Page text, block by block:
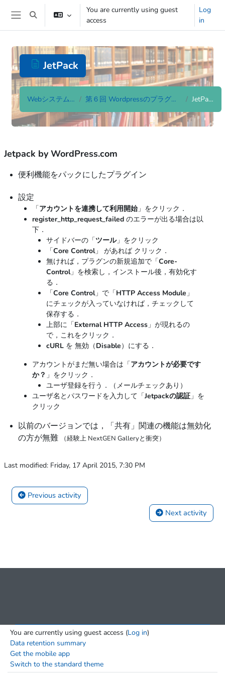
Skip to main content
Side panel
Toggle search input
You are currently using guest
access
Log
in
JetPack
Webシステム論 第６回 Wordpressのプラグイン JetPack
Jetpack by WordPress.com
便利機能をパックにしたプラグイン
設定
「アカウントを連携して利用開始」をクリック．
register_http_request_failed のエラーが出る場合は以
下．
サイドバーの「ツール」をクリック
「Core Control」 があれば クリック．
無ければ，プラグンの新規追加で「Core-
Control」を検索し，インストール後，有効化す
る．
「Core Control」で「HTTP Access Module」
にチェックが入っていなければ，チェックして
保存する．
上部に「External HTTP Access」が現れるの
で，これをクリック．
cURL を 無効（Disable）にする．
アカウントがまだ無い場合は「アカウントが必要です
か？ 」をクリック．
ユーザ登録を行う．（メールチェックあり）
ユーザ名とパスワードを入力して「Jetpackの認証」を
クリック
以前のバージョンでは，「共有」関連の機能は無効化
の方が無難
（経験上 NextGEN Galleryと衝突）
Last modified: Friday, 17 April 2015, 7:30 PM
Previous activity
Next activity
You are currently using guest access (Log in)
Data retention summary
Get the mobile app
Switch to the standard theme